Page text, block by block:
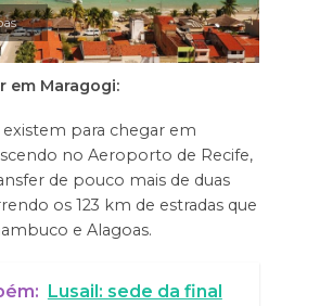
em Maragogi:
existem para chegar em
no Aeroporto de Recife,
de pouco mais de duas
os 123 km de estradas que
e Alagoas.
Lusail: sede da final